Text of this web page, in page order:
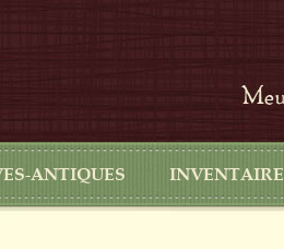
ANTIQUES INVENTAIRE